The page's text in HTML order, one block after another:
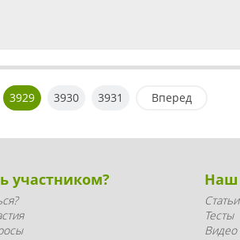
3929 3930 3931 Вперед
участником? Наш
Статьи
Тесты
Видео